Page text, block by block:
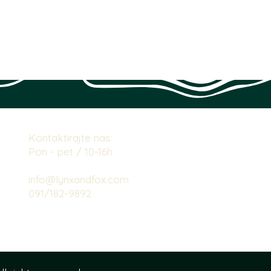
Kontaktirajte nas:
Pon - pet / 10-16h
info@lynxandfox.com
091/182-9892